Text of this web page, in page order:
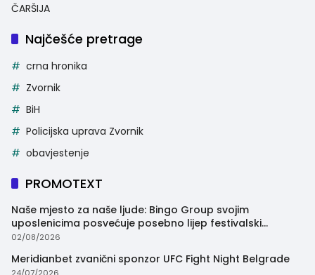
ČARŠIJA
Najčešće pretrage
crna hronika
Zvornik
BiH
Policijska uprava Zvornik
obavjestenje
PROMOTEXT
Naše mjesto za naše ljude: Bingo Group svojim
uposlenicima posvećuje posebno lijep festivalski
trenutak
02/08/2026
Meridianbet zvanični sponzor UFC Fight Night Belgrade